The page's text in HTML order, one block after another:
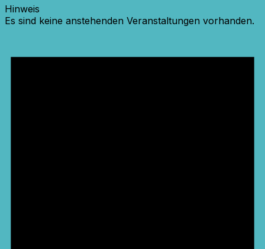
Hinweis
Es sind keine anstehenden Veranstaltungen vorhanden.